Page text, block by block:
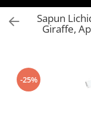
Oferte
Balsam Rufe
Balsam Lichid Rufe
Perle Parfumate
Servetele parfumate
Capsule si Tablete
Sapun
Giraffe,
-25%